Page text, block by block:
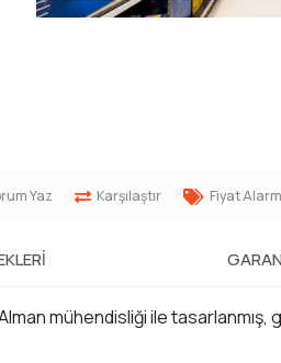
Yaz Karşılaştır Fiyat
mühendisliği ile